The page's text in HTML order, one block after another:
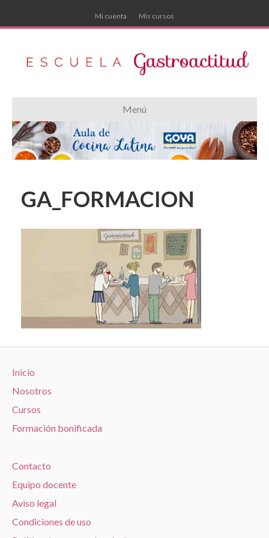
Mi cuenta Mis cursos
Menú
GA_FORMACION
Inicio
Nosotros
Cursos
Formación bonificada
Contacto
Equipo docente
Aviso legal
Condiciones de uso